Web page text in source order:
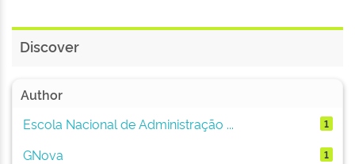
Discover
Author
Escola Nacional de Administração ...
1
GNova 1